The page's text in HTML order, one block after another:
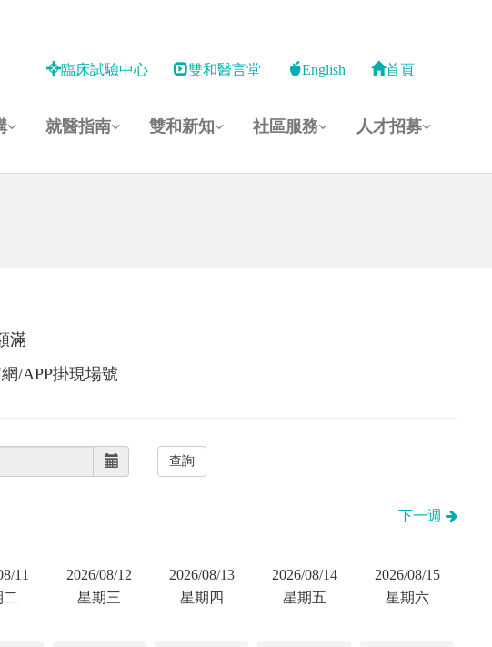
臨床試驗中心 雙和醫言堂 English 首頁
就醫指南 雙和新知 社區服務 人才招募
滿
/APP掛現場號
下一週
11
2026/08/12
星期三
2026/08/13
星期四
2026/08/14
星期五
2026/08/15
星期六